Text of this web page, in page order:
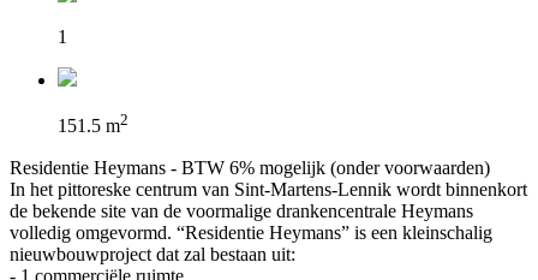
1
151.5 m2
Residentie Heymans - BTW 6% mogelijk (onder voorwaarden)
In het pittoreske centrum van Sint-Martens-Lennik wordt binnenkort
de bekende site van de voormalige drankencentrale Heymans
volledig omgevormd. “Residentie Heymans” is een kleinschalig
nieuwbouwproject dat zal bestaan uit:
- 1 commerciële ruimte